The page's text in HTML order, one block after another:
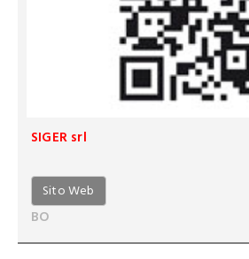
SIGER srl
Sito Web
BO